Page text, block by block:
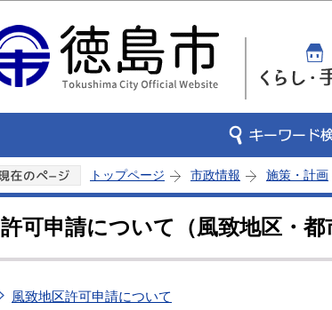
トップページ 市政情報 施策・計画
許可申請について（風致地区・都
風致地区許可申請について